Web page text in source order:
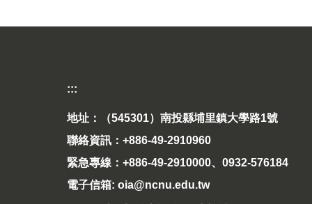
:::
地址：（545301）南投縣埔里鎮大學路1號
聯絡資訊：+886-49-2910960
緊急專線：+886-49-2910000、0932-576184
電子信箱: oia@ncnu.edu.tw